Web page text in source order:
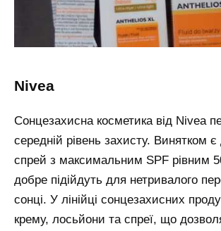
nivea
Сонцезахисна косметика від Nivea
середній рівень захисту. Винятком
спрей з максимальним SPF рівним
добре підійдуть для нетривалого
сонці. У лінійці сонцезахисних
крему, лосьйони та спреї, що